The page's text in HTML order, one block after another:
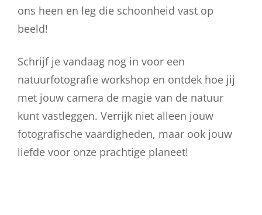
ons heen en leg die schoonheid vast op
beeld!
Schrijf je vandaag nog in voor een
natuurfotografie workshop en ontdek hoe jij
met jouw camera de magie van de natuur
kunt vastleggen. Verrijk niet alleen jouw
fotografische vaardigheden, maar ook jouw
liefde voor onze prachtige planeet!